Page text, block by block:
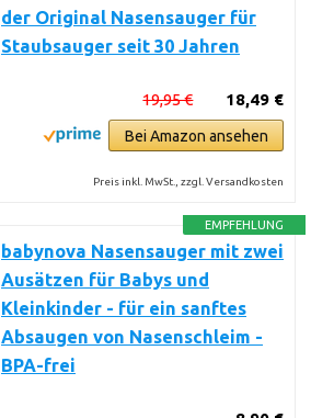
der Original Nasensauger für
Staubsauger seit 30 Jahren
18,49 €
19,95 €
Bei Amazon ansehen
Preis inkl. MwSt., zzgl. Versandkosten
EMPFEHLUNG
babynova Nasensauger mit zwei
Ausätzen für Babys und
Kleinkinder - für ein sanftes
Absaugen von Nasenschleim -
BPA-frei